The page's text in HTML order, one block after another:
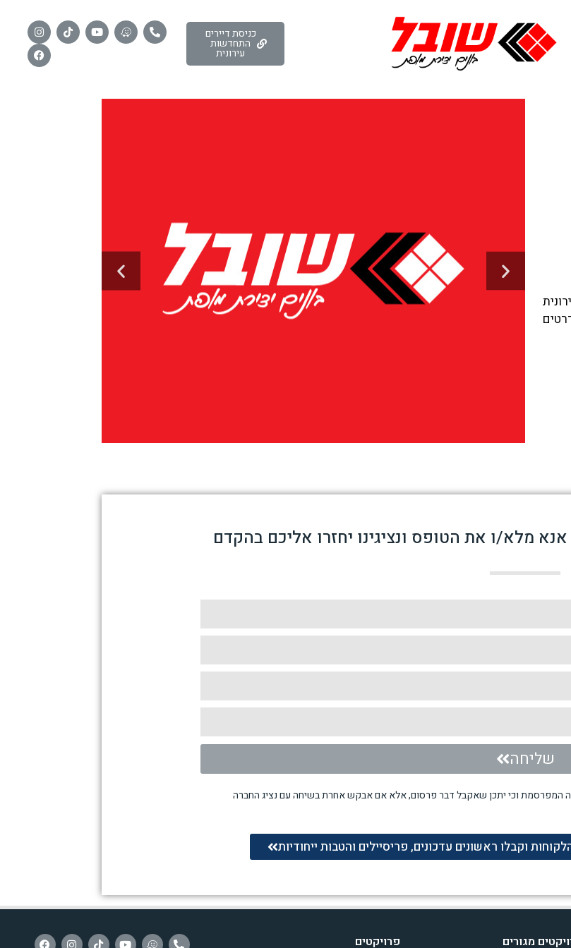
כניסת דיירים
התחדשות
עירונית
מלא/ו את הטופס ונציגינו יחזרו אליכם בהקדם
שליחה
המפרסמת וכי יתכן שאקבל דבר פרסום, אלא אם אבקש אחרת בשיחה עם נציג החברה
וקבלו ראשונים עדכונים, פריסיילים והטבות ייחודיות
מגורים פרויקטים